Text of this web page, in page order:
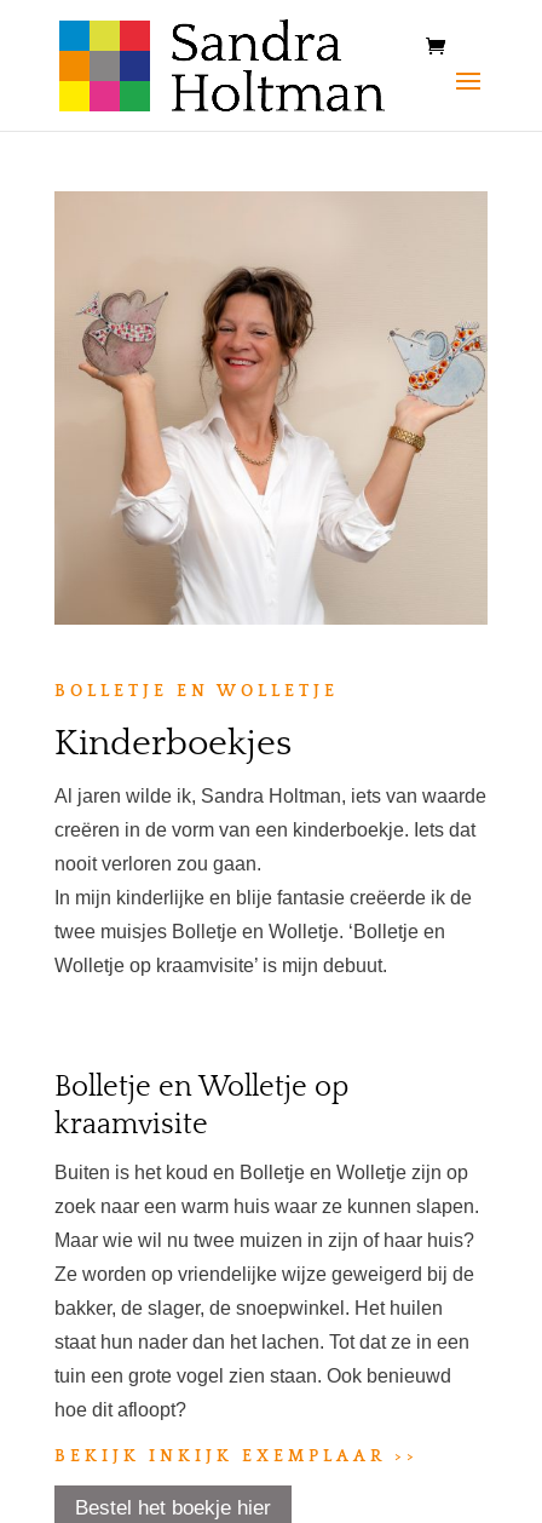
BOLLETJE EN WOLLETJE
Kinderboekjes
Al jaren wilde ik, Sandra Holtman, iets van waarde
creëren in de vorm van een kinderboekje. Iets dat
nooit verloren zou gaan.
In mijn kinderlijke en blije fantasie creëerde ik de
twee muisjes Bolletje en Wolletje. ‘Bolletje en
Wolletje op kraamvisite’ is mijn debuut.
Bolletje en Wolletje op
kraamvisite
Buiten is het koud en Bolletje en Wolletje zijn op
zoek naar een warm huis waar ze kunnen slapen.
Maar wie wil nu twee muizen in zijn of haar huis?
Ze worden op vriendelijke wijze geweigerd bij de
bakker, de slager, de snoepwinkel. Het huilen
staat hun nader dan het lachen. Tot dat ze in een
tuin een grote vogel zien staan. Ook benieuwd
hoe dit afloopt?
BEKIJK INKIJK EXEMPLAAR >>
Bestel het boekje hier